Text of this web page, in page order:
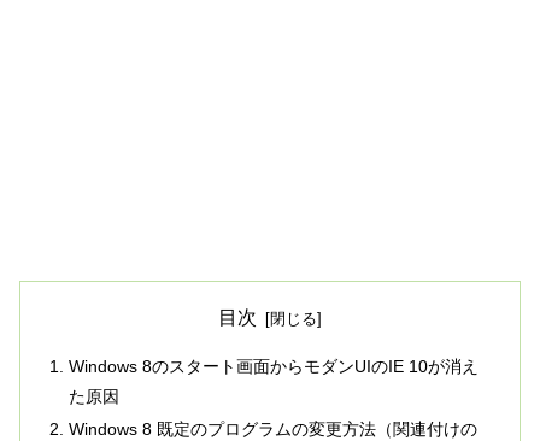
目次
Windows 8のスタート画面からモダンUIのIE 10が消え
た原因
Windows 8 既定のプログラムの変更方法（関連付けの